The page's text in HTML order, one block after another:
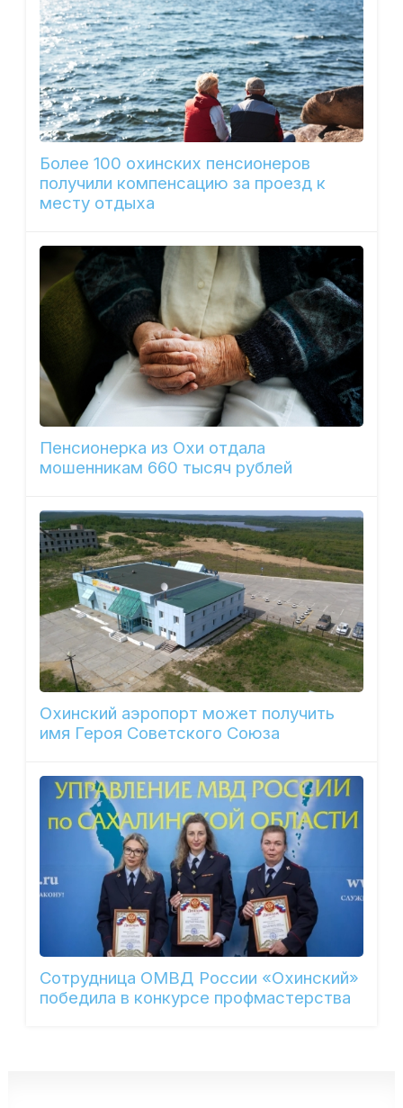
Более 100 охинских пенсионеров
получили компенсацию за проезд к
месту отдыха
Пенсионерка из Охи отдала
мошенникам 660 тысяч рублей
Охинский аэропорт может получить
имя Героя Советского Союза
Сотрудница ОМВД России «Охинский»
победила в конкурсе профмастерства